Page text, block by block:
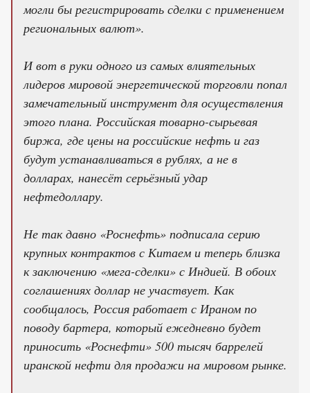
могли бы регистрировать сделки с применением
региональных валют».
И вот в руки одного из самых влиятельных
лидеров мировой энергетической торговли попал
замечательный инструмент для осуществления
этого плана. Российская товарно-сырьевая
биржа, где цены на российские нефть и газ
будут устанавливаться в рублях, а не в
долларах, нанесёт серьёзный удар
нефтедоллару.
Не так давно «Роснефть» подписала серию
крупных контрактов с Китаем и теперь близка
к заключению «мега-сделки» с Индией. В обоих
соглашениях доллар не участвует. Как
сообщалось, Россия работает с Ираном по
поводу бартера, который ежедневно будет
приносить «Роснефти» 500 тысяч баррелей
иранской нефти для продажи на мировом рынке.